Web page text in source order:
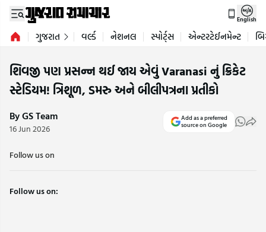
English
ગુજરાત વર્લ્ડ નેશનલ સ્પોર્ટ્સ એન્ટરટેઈનમેન્ટ
શિવજી પણ પ્રસન્ન થઈ જાય એવું Varanasi નું ક્રિકેટ
સ્ટેડિયમ! ત્રિશૂળ, ડમરુ અને બીલીપત્રના પ્રતીકો
By GS Team
16 Jun 2026
Add as a preferred
source on Google
Follow us on
Follow us on: